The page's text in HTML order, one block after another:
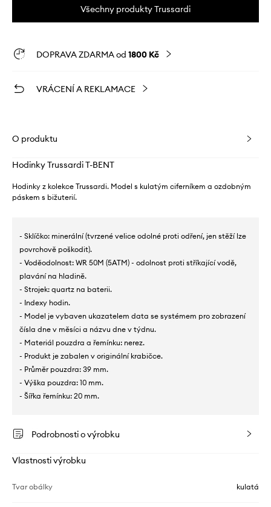
Všechny produkty Trussardi
DOPRAVA ZDARMA od 1800 Kč
VRÁCENÍ A REKLAMACE
O produktu
Hodinky Trussardi T-BENT
Hodinky z kolekce Trussardi. Model s kulatým ciferníkem a ozdobným
páskem s bižuterií.
- Sklíčko: minerální (tvrzené velice odolné proti odření, jen stěží lze
povrchově poškodit).
- Voděodolnost: WR 50M (5ATM) - odolnost proti stříkající vodě,
plavání na hladině.
- Strojek: quartz na baterii.
- Indexy hodin.
- Model je vybaven ukazatelem data se systémem pro zobrazení
čísla dne v měsíci a názvu dne v týdnu.
- Materiál pouzdra a řemínku: nerez.
- Produkt je zabalen v originální krabičce.
- Průměr pouzdra: 39 mm.
- Výška pouzdra: 10 mm.
- Šířka řemínku: 20 mm.
Podrobnosti o výrobku
Vlastnosti výrobku
Tvar obálky kulatá